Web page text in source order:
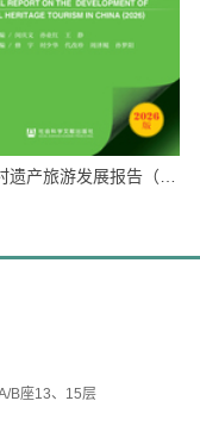
B座13、15层